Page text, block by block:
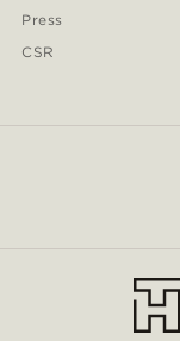
Press
CSR